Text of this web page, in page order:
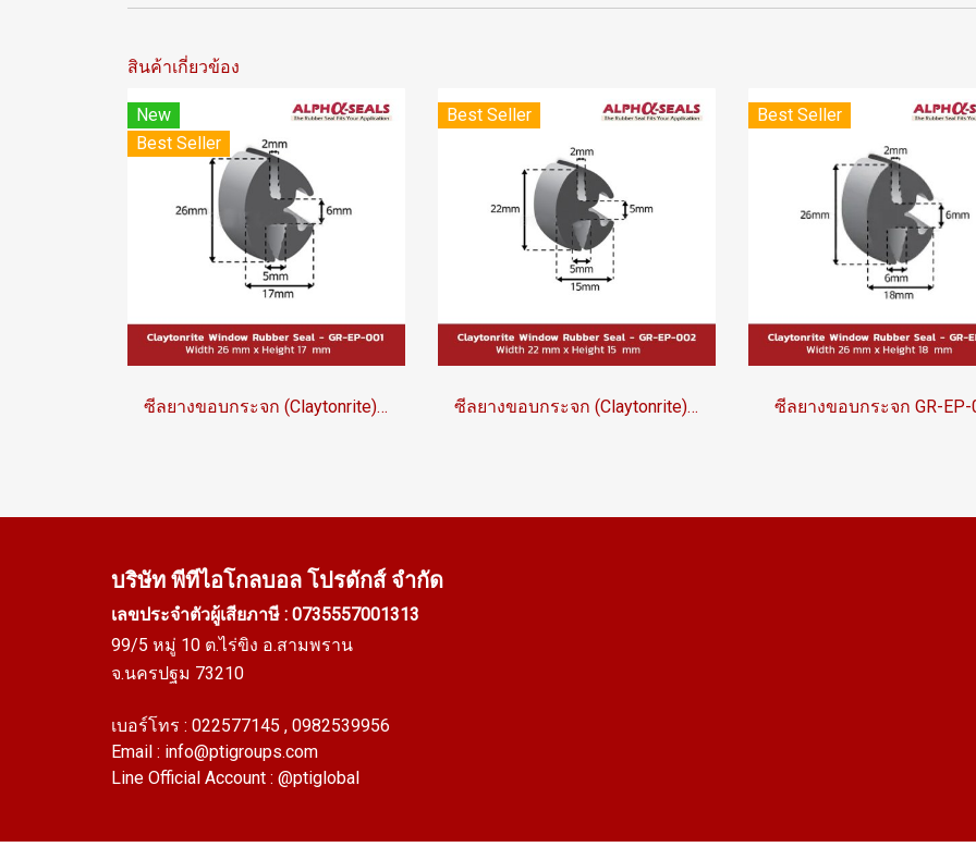
สินค้าเกี่ยวข้อง
New
Best Seller
ซีลยางขอบกระจก (Claytonrite) GR-EP-001
Best Seller
ซีลยางขอบกระจก (Claytonrite) GR-EP-002
Best Seller
ซีลยางขอบกระจก GR-EP-
บริษัท พีทีไอโกลบอล โปรดักส์ จำกัด
เลขประจำตัวผู้เสียภาษี : 0735557001313
99/5 หมู่ 10 ต.ไร่ขิง อ.สามพราน
จ.นครปฐม 73210
เบอร์โทร : 022577145 , 0982539956
Email : info@ptigroups.com
Line Official Account : @ptiglobal